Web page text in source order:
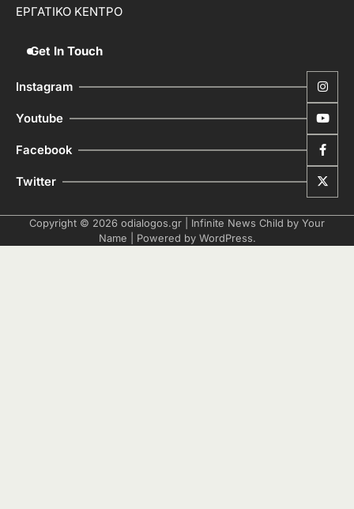
ΕΡΓΑΤΙΚΟ ΚΕΝΤΡΟ
Get In Touch
Instagram
Youtube
Facebook
Twitter
Copyright © 2026 odialogos.gr | Infinite News Child by Your
Name | Powered by WordPress.